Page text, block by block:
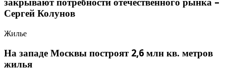
закрывают потребности отечественного рынка –
Сергей Колунов
Жилье
На западе Москвы построят 2,6 млн кв. метров
жилья